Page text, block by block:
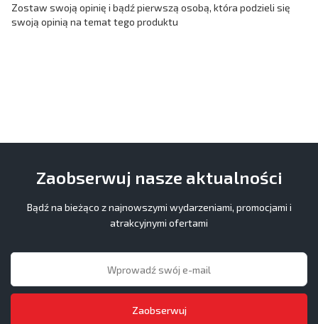
Zostaw swoją opinię i bądź pierwszą osobą, która podzieli się
swoją opinią na temat tego produktu
Zaobserwuj nasze aktualności
Bądź na bieżąco z najnowszymi wydarzeniami, promocjami i
atrakcyjnymi ofertami
Zaobserwuj